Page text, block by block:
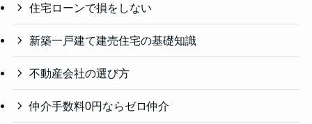
住宅ローンで損をしない
新築一戸建て建売住宅の基礎知識
不動産会社の選び方
仲介手数料0円ならゼロ仲介